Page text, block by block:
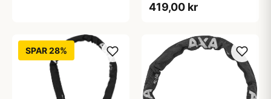
419,00 kr
SPAR 28%